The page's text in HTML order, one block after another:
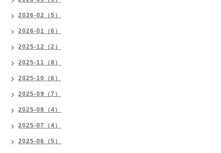
2026-02（5）
2026-01（6）
2025-12（2）
2025-11（8）
2025-10（6）
2025-09（7）
2025-08（4）
2025-07（4）
2025-06（5）